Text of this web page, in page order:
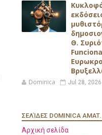
Θ.
Dominica Jul 28, 2026
ΣΕΛΊΔΕΣ DOMINICA
Αρχική σελίδα